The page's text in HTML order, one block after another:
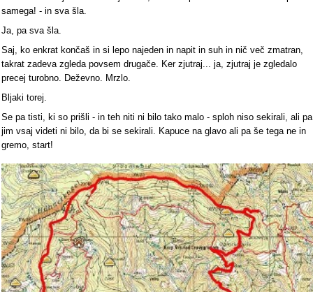
samega! - in sva šla.
Ja, pa sva šla.
Saj, ko enkrat končaš in si lepo najeden in napit in suh in nič več zmatran,
takrat zadeva zgleda povsem drugače. Ker zjutraj... ja, zjutraj je zgledalo
precej turobno. Deževno. Mrzlo.
Bljaki torej.
Se pa tisti, ki so prišli - in teh niti ni bilo tako malo - sploh niso sekirali, ali pa
jim vsaj videti ni bilo, da bi se sekirali. Kapuce na glavo ali pa še tega ne in
gremo, start!